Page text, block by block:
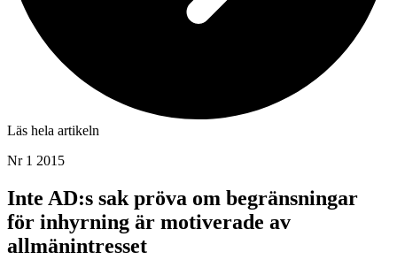
Läs hela artikeln
Nr 1 2015
Inte AD:s sak pröva om begränsningar
för inhyrning är motiverade av
allmänintresset